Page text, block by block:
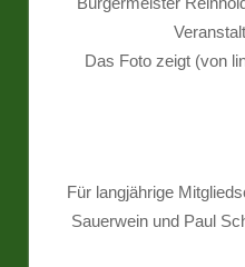
Das Foto zeigt (von
Für langjährige
Sauerwein und Paul